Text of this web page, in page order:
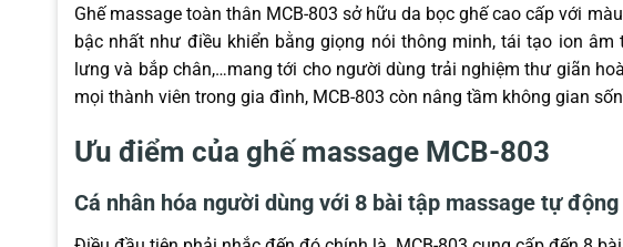
Ghế massage toàn thân MCB-803 sở hữu da bọc ghế cao cấp với
bậc nhất như điều khiển bằng giọng nói thông minh, tái tạo ion
lưng và bắp chân,…mang tới cho người dùng trải nghiệm thư giãn
mọi thành viên trong gia đình, MCB-803 còn nâng tầm không gian
Ưu điểm của ghế massage MCB-803
Cá nhân hóa người dùng với 8 bài tập massage tự động